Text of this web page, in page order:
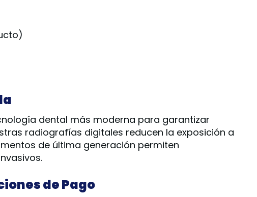
dental más moderna para garantizar
radiografías digitales reducen la exposición a
de última generación permiten
de Pago